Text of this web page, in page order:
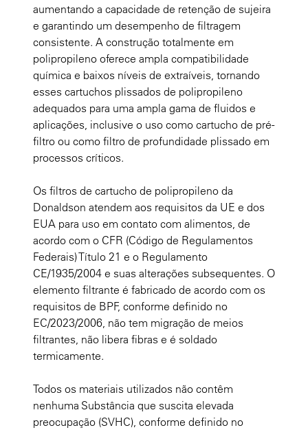
aumentando a capacidade de retenção de sujeira
e garantindo um desempenho de filtragem
consistente. A construção totalmente em
polipropileno oferece ampla compatibilidade
química e baixos níveis de extraíveis, tornando
esses cartuchos plissados de polipropileno
adequados para uma ampla gama de fluidos e
aplicações, inclusive o uso como cartucho de pré-
filtro ou como filtro de profundidade plissado em
processos críticos.
Os filtros de cartucho de polipropileno da
Donaldson atendem aos requisitos da UE e dos
EUA para uso em contato com alimentos, de
acordo com o CFR (Código de Regulamentos
Federais) Título 21 e o Regulamento
CE/1935/2004 e suas alterações subsequentes. O
elemento filtrante é fabricado de acordo com os
requisitos de BPF, conforme definido no
EC/2023/2006, não tem migração de meios
filtrantes, não libera fibras e é soldado
termicamente.
Todos os materiais utilizados não contêm
nenhuma Substância que suscita elevada
preocupação (SVHC), conforme definido no